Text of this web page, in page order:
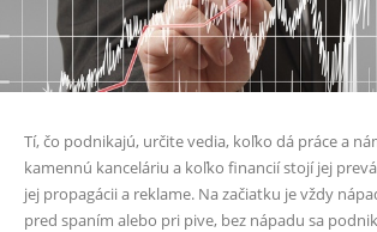
Tí, čo podnikajú, určite vedia, koľko dá práce a
kamennú kanceláriu a koľko financií stojí jej
jej propagácii a reklame. Na začiatku je vždy
pred spaním alebo pri pive, bez nápadu sa